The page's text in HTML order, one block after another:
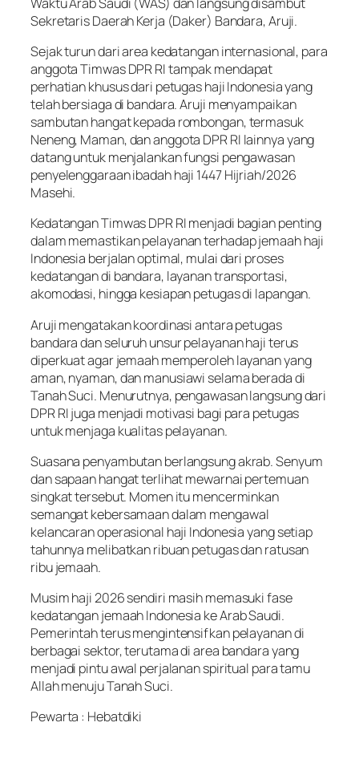
Sekretaris Daerah Kerja (Daker) Bandara, Aruji.
Sejak turun dari area kedatangan internasional, para
anggota Timwas DPR RI tampak mendapat
perhatian khusus dari petugas haji Indonesia yang
telah bersiaga di bandara. Aruji menyampaikan
sambutan hangat kepada rombongan, termasuk
Neneng, Maman, dan anggota DPR RI lainnya yang
datang untuk menjalankan fungsi pengawasan
penyelenggaraan ibadah haji 1447 Hijriah/2026
Masehi.
Kedatangan Timwas DPR RI menjadi bagian penting
dalam memastikan pelayanan terhadap jemaah haji
Indonesia berjalan optimal, mulai dari proses
kedatangan di bandara, layanan transportasi,
akomodasi, hingga kesiapan petugas di lapangan.
Aruji mengatakan koordinasi antara petugas
bandara dan seluruh unsur pelayanan haji terus
diperkuat agar jemaah memperoleh layanan yang
aman, nyaman, dan manusiawi selama berada di
Tanah Suci. Menurutnya, pengawasan langsung dari
DPR RI juga menjadi motivasi bagi para petugas
untuk menjaga kualitas pelayanan.
Suasana penyambutan berlangsung akrab. Senyum
dan sapaan hangat terlihat mewarnai pertemuan
singkat tersebut. Momen itu mencerminkan
semangat kebersamaan dalam mengawal
kelancaran operasional haji Indonesia yang setiap
tahunnya melibatkan ribuan petugas dan ratusan
ribu jemaah.
Musim haji 2026 sendiri masih memasuki fase
kedatangan jemaah Indonesia ke Arab Saudi.
Pemerintah terus mengintensifkan pelayanan di
berbagai sektor, terutama di area bandara yang
menjadi pintu awal perjalanan spiritual para tamu
Allah menuju Tanah Suci.
Pewarta : Hebatdiki